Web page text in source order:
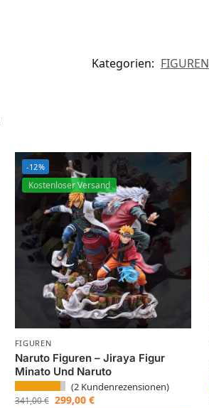
Kategorien: FIGUREN
-12%
Kostenloser Versand
FIGUREN
Naruto Figuren – Jiraya Figur
Minato Und Naruto
(2 Kundenrezensionen)
341,00€ 299,00 €